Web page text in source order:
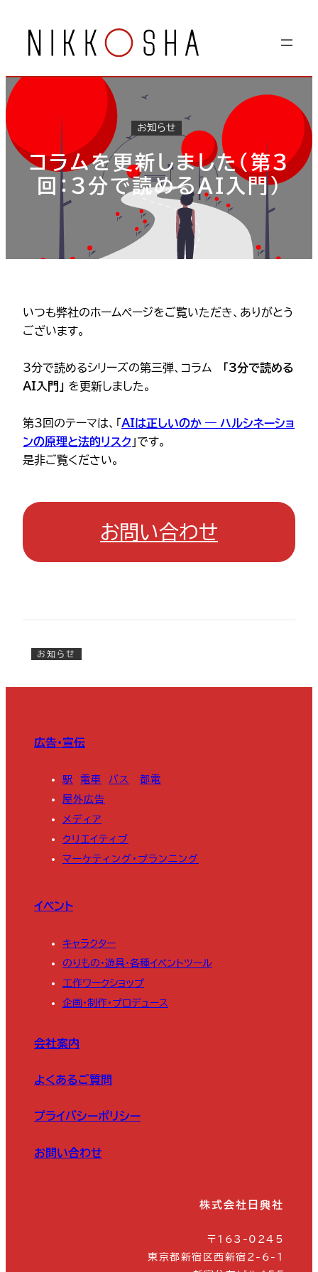
キ
ッ
プ
お知らせ
コラムを更新しました（第3
回：3分で読めるAI入門）
いつも弊社のホームページをご覧いただき、ありがとう
ございます。
3分で読めるシリーズの第三弾、コラム
「3分で読める
AI入門」 を更新しました。
第3回のテーマは、「 AIは正しいのか — ハルシネーショ
ンの原理と法的リスク 」です。
是非ご覧ください。
お問い合わせ
お知らせ
広告・宣伝
駅 電車 バス
都電
屋外広告
メディア
クリエイティブ
マーケティング・プランニング
イベント
キャラクター
のりもの・遊具・各種イベントツール
工作ワークショップ
企画・制作・プロデュース
会社案内
よくあるご質問
プライバシーポリシー
お問い合わせ
株式会社日興社
〒163-0245
東京都新宿区西新宿2-6-1